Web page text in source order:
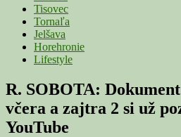
Tisovec
Tornaľa
Jelšava
Horehronie
Lifestyle
R. SOBOTA: Dokument
včera a zajtra 2 si už
YouTube